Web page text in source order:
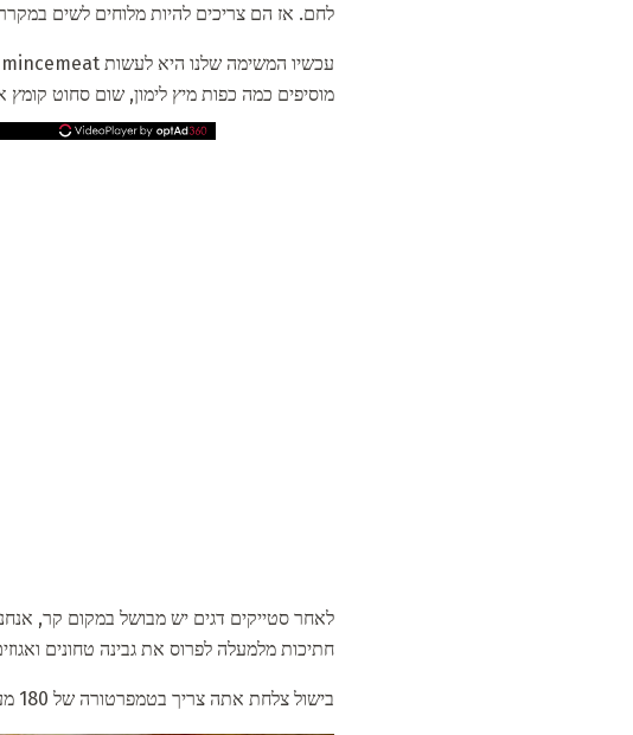
לחם. אז הם צריכים להיות מלוחים לשים
מוסיפים כמה כפות מיץ לימון, שום סחוט קומץ
לאחר סטייקים דגים יש מבושל במקום קר,
חתיכות מלמעלה לפרוס את גבינה טחונים
בישול צלחת אתה צריך בטמפרטורה של 180 מעלות. בהתאם לגודל של סטייקים, טווחי בישול בין 20 ל 30 דקות.